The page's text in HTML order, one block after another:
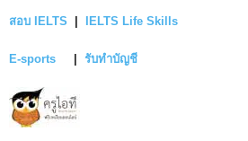
สอบ IELTS | IELTS Life Skills
E-sports | รับทำบัญชี